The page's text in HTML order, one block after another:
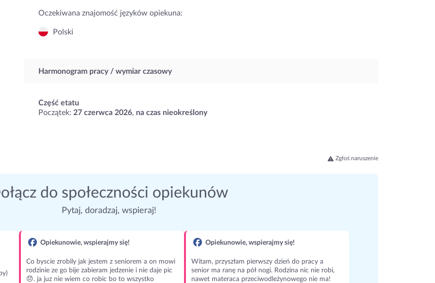
Oczekiwana znajomość języków opiekuna:
Polski
Harmonogram pracy / wymiar czasowy
Część etatu
Początek: 27 czerwca 2026, na czas nieokreślony
Zgłoś naruszenie
do społeczności opiekunów
Pytaj, doradzaj, wspieraj!
Opiekunowie, wspierajmy się!
Co byscie zrobily jak jestem z seniorem a on mowi
rodzinie ze go bije zabieram jedzenie i nie daje pic
😞. ja juz nie wiem co robic bo to wszystko
Opiekunowie, wspierajmy się!
Witam, przyszłam pierwszy dzień do pracy a
senior ma ranę na pół nogi. Rodzina nic nie robi,
nawet materaca przeciwodleżynowego nie ma!